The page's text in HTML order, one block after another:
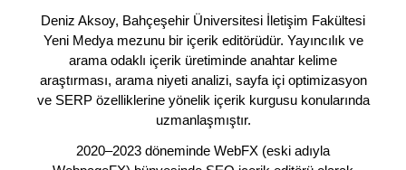
Deniz Aksoy, Bahçeşehir Üniversitesi İletişim Fakültesi
Yeni Medya mezunu bir içerik editörüdür. Yayıncılık ve
arama odaklı içerik üretiminde anahtar kelime
araştırması, arama niyeti analizi, sayfa içi optimizasyon
ve SERP özelliklerine yönelik içerik kurgusu konularında
uzmanlaşmıştır.
2020–2023 döneminde WebFX (eski adıyla